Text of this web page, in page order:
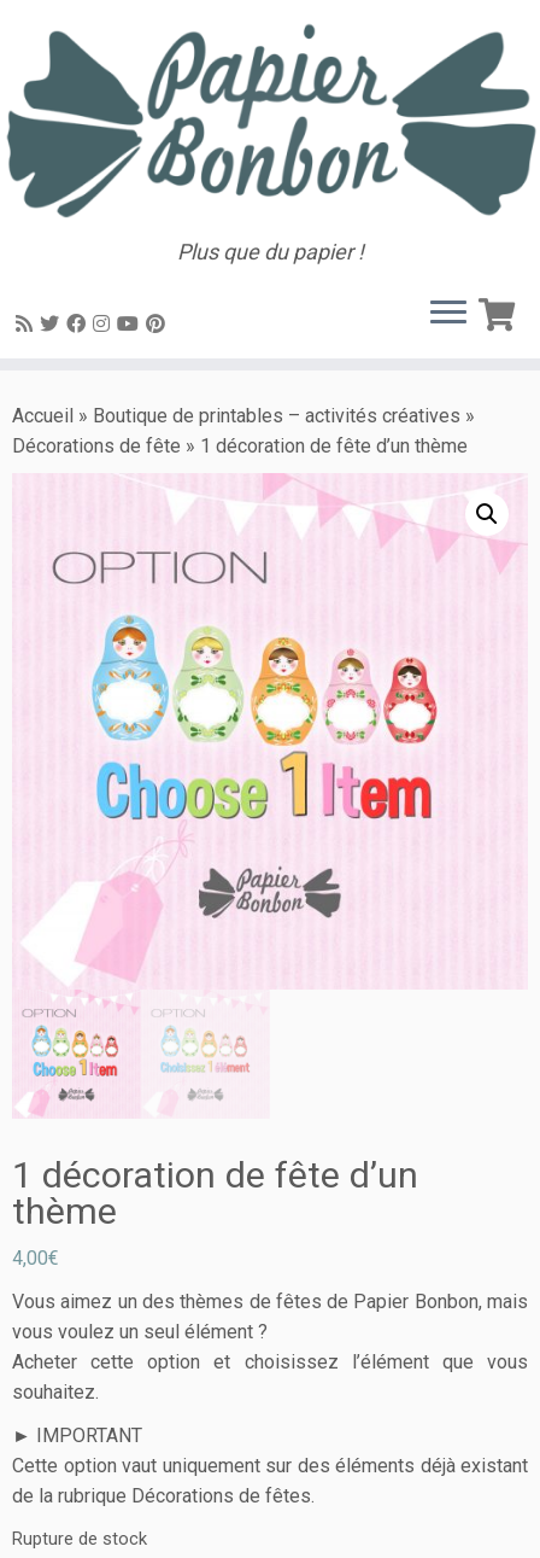
Plus que du papier !
Accueil » Boutique de printables – activités créatives »
Décorations de fête » 1 décoration de fête d’un thème
1 décoration de fête d’un
thème
4,00€
Vous aimez un des thèmes de fêtes de Papier Bonbon, mais
vous voulez un seul élément ?
Acheter cette option et choisissez l’élément que vous
souhaitez.
► IMPORTANT
Cette option vaut uniquement sur des éléments déjà existant
de la rubrique Décorations de fêtes.
Rupture de stock